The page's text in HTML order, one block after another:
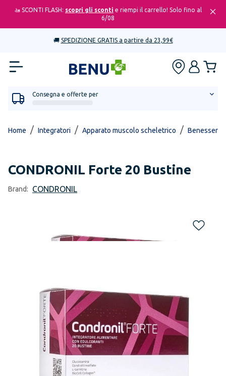
🚤 SCONTI FLASH: scopri gli sconti e riempi il carrello! Solo fino al
6/08
🚚 SPEDIZIONE GRATIS a partire da 23,99€
Consegna e offerte per
Home / Integratori / Apparato muscolo scheletrico / Benessere
CONDRONIL Forte 20 Bustine
Brand: CONDRONIL